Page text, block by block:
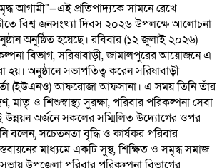
আগামী"—এই প্রতিপাদ্যকে সামনে রেখে
বিশ্ব জনসংখ্যা দিবস ২০২৬ উপলক্ষে আলোচনা
অনুষ্ঠিত হয়েছে। রবিবার (১২ জুলাই ২০২৬)
বিভাগ, সরিষাবাড়ী, জামালপুরের আয়োজনে এ
অনুষ্ঠানে সভাপতিত্ব করেন সরিষাবাড়ী
(ইউএনও) আফরোজা আফসানা। এ সময় তিনি তাঁর
মাতৃ ও শিশুস্বাস্থ্য সুরক্ষা, পরিবার পরিকল্পনা সেবা
উন্নয়ন অর্জনে সকলের সম্মিলিত উদ্যোগের ওপর
বলেন, সচেতনতা বৃদ্ধি ও কার্যকর পরিবার
মাধ্যমে একটি সুস্থ, শিক্ষিত ও সমৃদ্ধ সমাজ